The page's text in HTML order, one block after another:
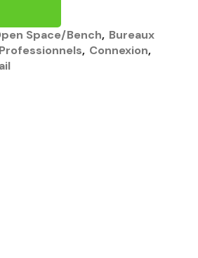
Space/Bench, Bureaux
, Connexion,